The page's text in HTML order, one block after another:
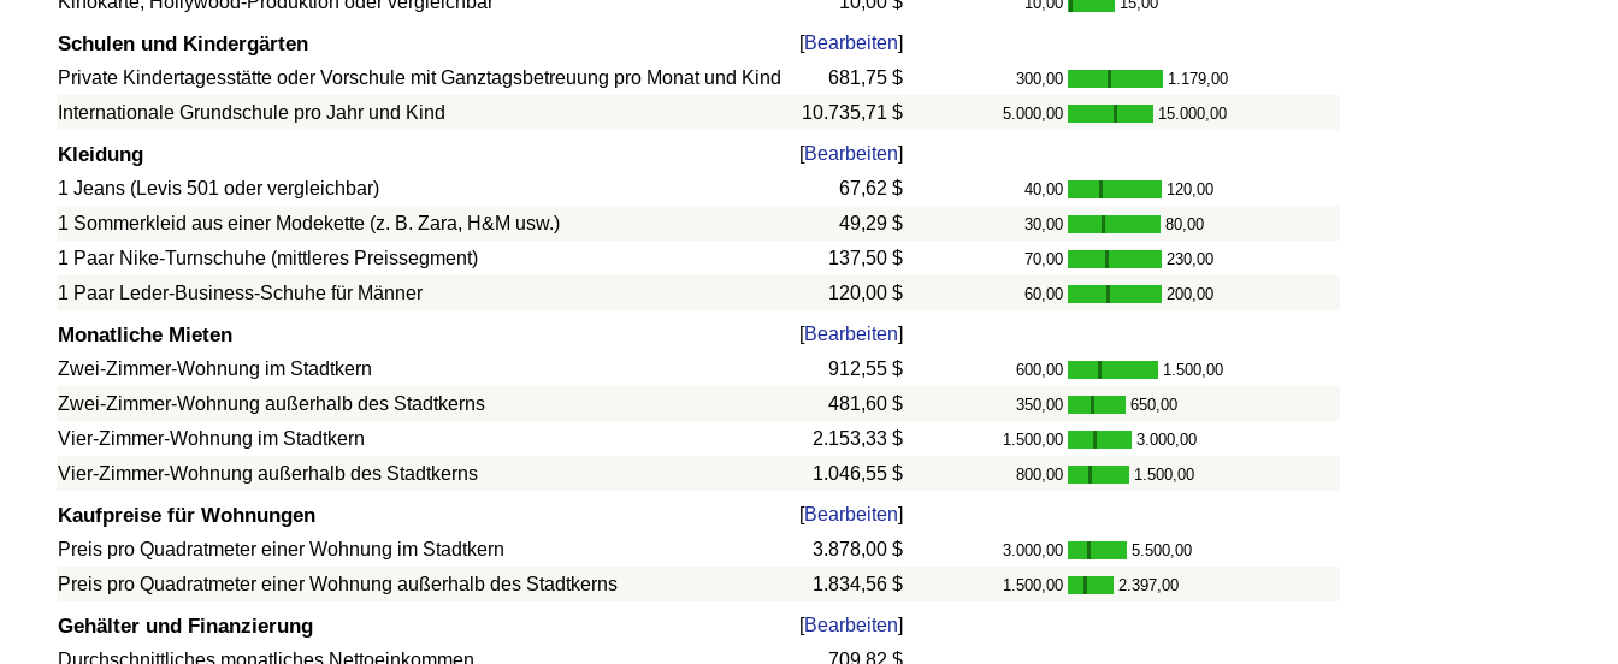
-
Schulen und Kindergärten [Bearbeiten]
Private Kindertagesstätte oder Vorschule mit Ganztagsbetreuung pro Monat und Kind
681,75 $ 300,00 - 1.179,00
Internationale Grundschule pro Jahr und Kind 10.735,71 $ 5.000,00 - 15.000,00
Kleidung [Bearbeiten]
1 Jeans (Levis 501 oder vergleichbar)
67,62 $ 40,00 - 120,00
1 Sommerkleid aus einer Modekette (z. B. Zara, H&M usw.) 49,29 $ 30,00 - 80,00
1 Paar Nike-Turnschuhe (mittleres Preissegment) 137,50 $ 70,00 - 230,00
1 Paar Leder-Business-Schuhe für Männer 120,00 $ 60,00 - 200,00
Monatliche Mieten [Bearbeiten]
Zwei-Zimmer-Wohnung im Stadtkern
912,55 $ 600,00 - 1.500,00
Zwei-Zimmer-Wohnung außerhalb des Stadtkerns 481,60 $ 350,00 - 650,00
Vier-Zimmer-Wohnung im Stadtkern 2.153,33 $ 1.500,00 - 3.000,00
Vier-Zimmer-Wohnung außerhalb des Stadtkerns 1.046,55 $ 800,00 - 1.500,00
Kaufpreise für Wohnungen [Bearbeiten]
Preis pro Quadratmeter einer Wohnung im Stadtkern
3.878,00 $ 3.000,00 - 5.500,00
Preis pro Quadratmeter einer Wohnung außerhalb des Stadtkerns 1.834,56 $ 1.500,00 - 2.397,00
Gehälter und Finanzierung [Bearbeiten]
Durchschnittliches monatliches Nettoeinkommen
709,82 $